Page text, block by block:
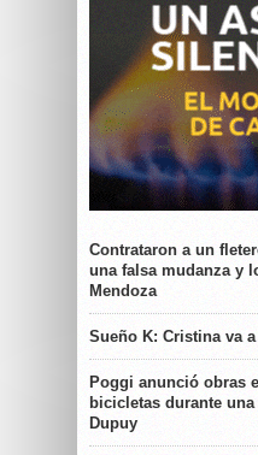
Contrataron a un
una falsa mudanza y
Mendoza
Sueño K: Cristina va
Poggi anunció obras
bicicletas durante
Dupuy